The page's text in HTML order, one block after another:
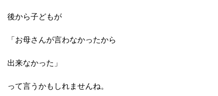
後から子どもが
「お母さんが言わなかったから
出来なかった」
って言うかもしれませんね。